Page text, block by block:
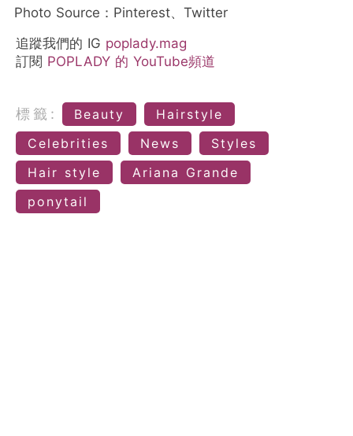
Photo Source：Pinterest、Twitter
追蹤我們的 IG poplady.mag
訂閱 POPLADY 的 YouTube頻道
標籤: Beauty
Hairstyle
Celebrities
News
Styles
Hair style
Ariana Grande
ponytail